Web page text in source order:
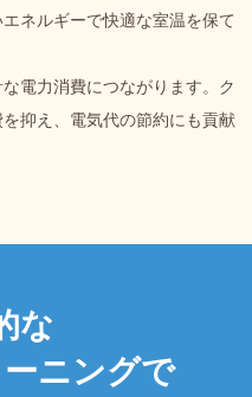
ネルギーで快適な室温を保て
電力消費につながります。ク
抑え、電気代の節約にも貢献
な
ニングで